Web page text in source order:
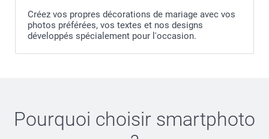
Bouchon en plastique qui empêche les fuites pendant
Créez vos propres décorations de mariage avec vos
photos préférées, vos textes et nos designs
développés spécialement pour l'occasion.
Pourquoi choisir smartphoto